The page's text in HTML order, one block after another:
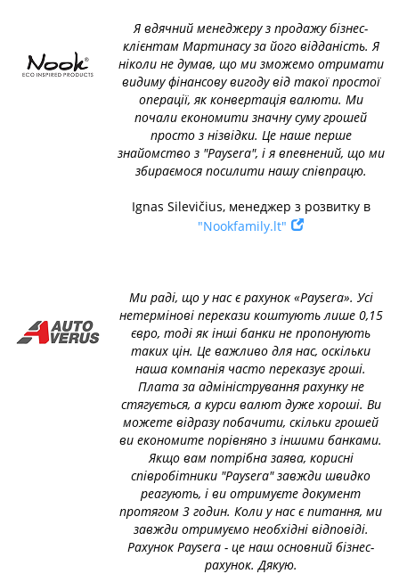
Я вдячний менеджеру з продажу бізнес-
клієнтам Мартинасу за його відданість. Я
ніколи не думав, що ми зможемо отримати
видиму фінансову вигоду від такої простої
операції, як конвертація валюти. Ми
почали економити значну суму грошей
просто з нізвідки. Це наше перше
знайомство з "Paysera", і я впевнений, що ми
збираємося посилити нашу співпрацю.
Ignas Silevičius, менеджер з розвитку в
"Nookfamily.lt"
Ми раді, що у нас є рахунок «Paysera». Усі
нетермінові перекази коштують лише 0,15
євро, тоді як інші банки не пропонують
таких цін. Це важливо для нас, оскільки
наша компанія часто переказує гроші.
Плата за адміністрування рахунку не
стягується, а курси валют дуже хороші. Ви
можете відразу побачити, скільки грошей
ви економите порівняно з іншими банками.
Якщо вам потрібна заява, корисні
співробітники "Paysera" завжди швидко
реагують, і ви отримуєте документ
протягом 3 годин. Коли у нас є питання, ми
завжди отримуємо необхідні відповіді.
Рахунок Paysera - це наш основний бізнес-
рахунок. Дякую.